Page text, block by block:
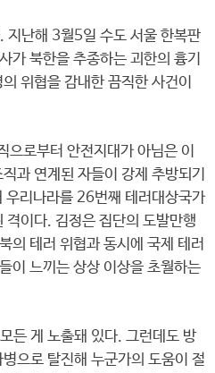
지난해 3월5일 수도 서울 한복판
가 북한을 추종하는 괴한의 흉기
위협을 감내한 끔직한 사건이
으로부터 안전지대가 아님은 이
과 연계된 자들이 강제 추방되기
우리나라를 26번째 테러대상국가
이다. 김정은 집단의 도발만행
의 테러 위협과 동시에 국제 테러
이 느끼는 상상 이상을 초월하는
든 게 노출돼 있다. 그런데도 방
으로 탈진해 누군가의 도움이 절